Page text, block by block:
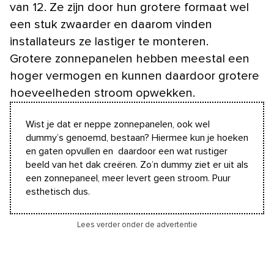
van 12. Ze zijn door hun grotere formaat wel
een stuk zwaarder en daarom vinden
installateurs ze lastiger te monteren.
Grotere zonnepanelen hebben meestal een
hoger vermogen en kunnen daardoor grotere
hoeveelheden stroom opwekken.
Wist je dat er neppe zonnepanelen, ook wel
dummy’s genoemd, bestaan? Hiermee kun je hoeken
en gaten opvullen en daardoor een wat rustiger
beeld van het dak creëren. Zo’n dummy ziet er uit als
een zonnepaneel, meer levert geen stroom. Puur
esthetisch dus.
Lees verder onder de advertentie